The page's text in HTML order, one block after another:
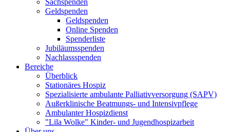
Sachspenden
Geldspenden
Geldspenden
Online Spenden
Spenderliste
Jubiläumsspenden
Nachlassspenden
Bereiche
Überblick
Stationäres Hospiz
Spezialisierte ambulante Palliativversorgung (SAPV)
Außerklinische Beatmungs- und Intensivpflege
Ambulanter Hospizdienst
"Lila Wolke" Kinder- und Jugendhospizarbeit